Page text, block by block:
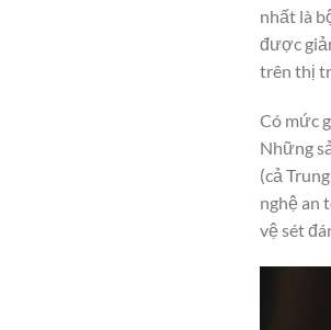
nhất là
được
trên thị
Có mức
Những
(cả
nghệ an
vệ sét